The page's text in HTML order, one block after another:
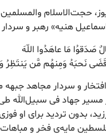
حجت‌الاسلام
هنیه» رهبر و
صَدَقوُا مَا عاهَدُوا اللّهَ
نَحبَهُ وَمِنهُم مَّن یَنتَظِرُ
و سردار مجاهد جبهه
مسیر جهاد فی سبیل‌الله طی
بدون تردید برای او
مایه‌ی فخر و